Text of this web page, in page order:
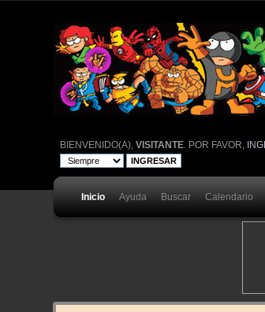
BIENVENIDO(A), VISITANTE. POR FAVOR,
Inicio Ayuda Buscar Calendario